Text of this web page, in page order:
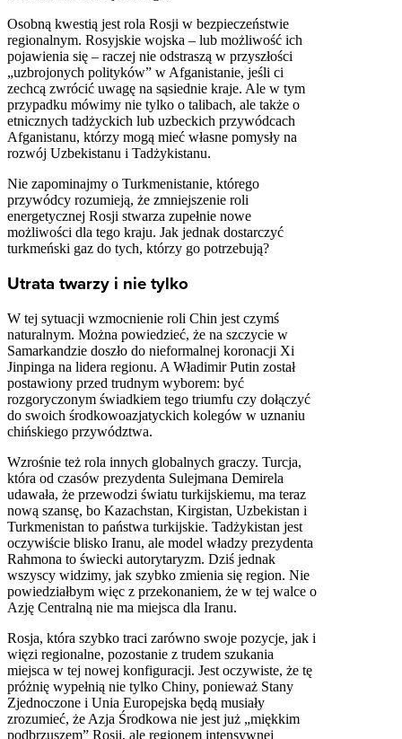
Osobną kwestią jest rola Rosji w bezpieczeństwie
regionalnym. Rosyjskie wojska – lub możliwość ich
pojawienia się – raczej nie odstraszą w przyszłości
„uzbrojonych polityków” w Afganistanie, jeśli ci
zechcą zwrócić uwagę na sąsiednie kraje. Ale w tym
przypadku mówimy nie tylko o talibach, ale także o
etnicznych tadżyckich lub uzbeckich przywódcach
Afganistanu, którzy mogą mieć własne pomysły na
rozwój Uzbekistanu i Tadżykistanu.
Nie zapominajmy o Turkmenistanie, którego
przywódcy rozumieją, że zmniejszenie roli
energetycznej Rosji stwarza zupełnie nowe
możliwości dla tego kraju. Jak jednak dostarczyć
turkmeński gaz do tych, którzy go potrzebują?
Utrata twarzy i nie tylko
W tej sytuacji wzmocnienie roli Chin jest czymś
naturalnym. Można powiedzieć, że na szczycie w
Samarkandzie doszło do nieformalnej koronacji Xi
Jinpinga na lidera regionu. A Władimir Putin został
postawiony przed trudnym wyborem: być
rozgoryczonym świadkiem tego triumfu czy dołączyć
do swoich środkowoazjatyckich kolegów w uznaniu
chińskiego przywództwa.
Wzrośnie też rola innych globalnych graczy. Turcja,
która od czasów prezydenta Sulejmana Demirela
udawała, że przewodzi światu turkijskiemu, ma teraz
nową szansę, bo Kazachstan, Kirgistan, Uzbekistan i
Turkmenistan to państwa turkijskie. Tadżykistan jest
oczywiście blisko Iranu, ale model władzy prezydenta
Rahmona to świecki autorytaryzm. Dziś jednak
wszyscy widzimy, jak szybko zmienia się region. Nie
powiedziałbym więc z przekonaniem, że w tej walce o
Azję Centralną nie ma miejsca dla Iranu.
Rosja, która szybko traci zarówno swoje pozycje, jak i
więzi regionalne, pozostanie z trudem szukania
miejsca w tej nowej konfiguracji. Jest oczywiste, że tę
próżnię wypełnią nie tylko Chiny, ponieważ Stany
Zjednoczone i Unia Europejska będą musiały
zrozumieć, że Azja Środkowa nie jest już „miękkim
podbrzuszem” Rosji, ale regionem intensywnej